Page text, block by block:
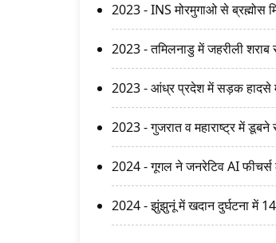
2023 - INS मोरमुगाओ से ब्रह्मोस
2023 - तमिलनाडु में जहरीली शराब
2023 - आंध्र प्रदेश में सड़क हादसे
2023 - गुजरात व महाराष्ट्र में
2024 - गूगल ने जनरेटिव AI फीचर्स
2024 - झुंझुनूं में खदान दुर्घटना में